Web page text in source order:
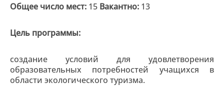
Общее число мест: 15 Вакантно: 13
Цель программы:
создание условий для удовлетворения
образовательных потребностей учащихся в
области экологического туризма.